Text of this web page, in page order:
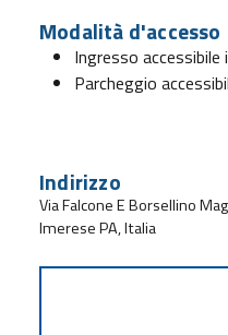
Modalità d'accesso
Ingresso accessibile
Parcheggio
Indirizzo
Via Falcone E Borsellino
Imerese PA, Italia